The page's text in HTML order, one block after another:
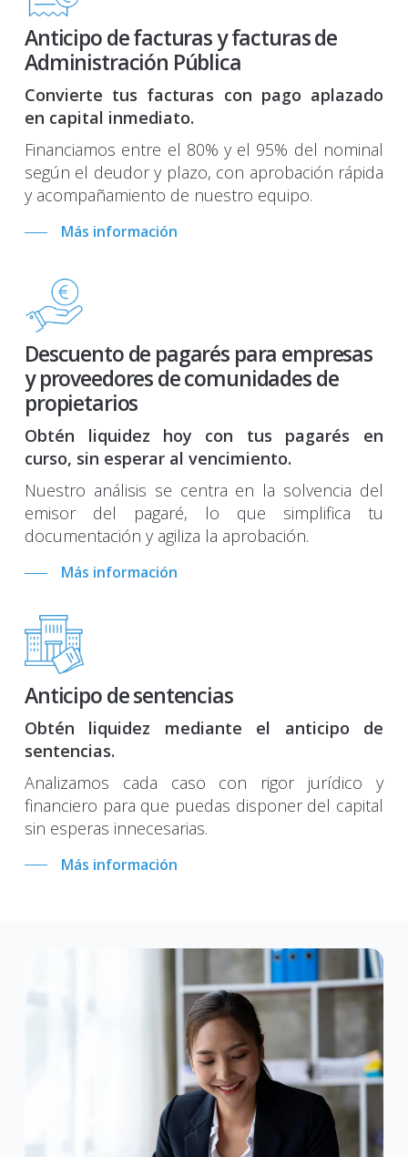
Anticipo de facturas y facturas de
Administración Pública
Convierte tus facturas con pago aplazado
en capital inmediato.
Financiamos entre el 80% y el 95% del nominal
según el deudor y plazo, con aprobación rápida
y acompañamiento de nuestro equipo.
Más información
Descuento de pagarés para empresas
y proveedores de comunidades de
propietarios
Obtén liquidez hoy con tus pagarés en
curso, sin esperar al vencimiento.
Nuestro análisis se centra en la solvencia del
emisor del pagaré, lo que simplifica tu
documentación y agiliza la aprobación.
Más información
Anticipo de sentencias
Obtén liquidez mediante el anticipo de
sentencias.
Analizamos cada caso con rigor jurídico y
financiero para que puedas disponer del capital
sin esperas innecesarias.
Más información